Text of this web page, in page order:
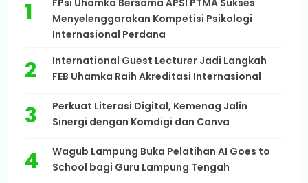
Menyelenggarakan Kompetisi Psikologi
Internasional Perdana
International Guest Lecturer Jadi Langkah
FEB Uhamka Raih Akreditasi Internasional
Perkuat Literasi Digital, Kemenag Jalin
Sinergi dengan Komdigi dan Canva
Wagub Lampung Buka Pelatihan AI Goes to
School bagi Guru Lampung Tengah